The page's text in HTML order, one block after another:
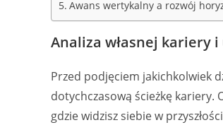
Awans wertykalny a rozwój
Analiza własnej kariery
Przed podjęciem jakichkolwiek
dotychczasową ścieżkę kariery.
gdzie widzisz siebie w